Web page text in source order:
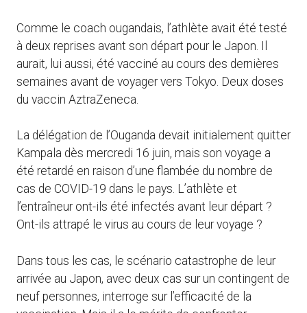
Comme le coach ougandais, l’athlète avait été testé
à deux reprises avant son départ pour le Japon. Il
aurait, lui aussi, été vacciné au cours des dernières
semaines avant de voyager vers Tokyo. Deux doses
du vaccin AztraZeneca.
La délégation de l’Ouganda devait initialement quitter
Kampala dès mercredi 16 juin, mais son voyage a
été retardé en raison d’une flambée du nombre de
cas de COVID-19 dans le pays. L’athlète et
l’entraîneur ont-ils été infectés avant leur départ ?
Ont-ils attrapé le virus au cours de leur voyage ?
Dans tous les cas, le scénario catastrophe de leur
arrivée au Japon, avec deux cas sur un contingent de
neuf personnes, interroge sur l’efficacité de la